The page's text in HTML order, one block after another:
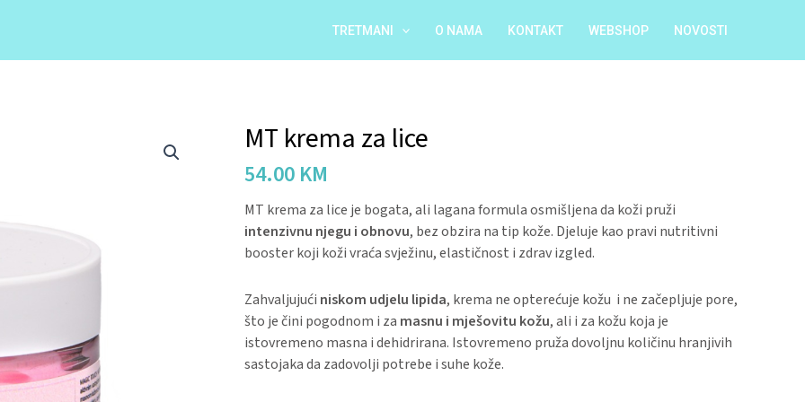
TRETMANI O NAMA KONTAKT WEBSHOP NOVOSTI
MT krema za lice
54.00 KM
MT krema za lice je bogata, ali lagana formula osmišljena da koži pruži
intenzivnu njegu i obnovu, bez obzira na tip kože. Djeluje kao pravi nutritivni
booster koji koži vraća svježinu, elastičnost i zdrav izgled.
Zahvaljujući niskom udjelu lipida, krema ne opterećuje kožu i ne začepljuje pore,
što je čini pogodnom i za masnu i mješovitu kožu, ali i za kožu koja je
istovremeno masna i dehidrirana. Istovremeno pruža dovoljnu količinu hranjivih
sastojaka da zadovolji potrebe i suhe kože.
MT
za
quantity